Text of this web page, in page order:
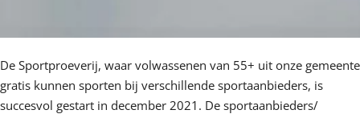
De Sportproeverij, waar volwassenen van 55+ uit onze gemeente
gratis kunnen sporten bij verschillende sportaanbieders, is
succesvol gestart in december 2021. De sportaanbieders/